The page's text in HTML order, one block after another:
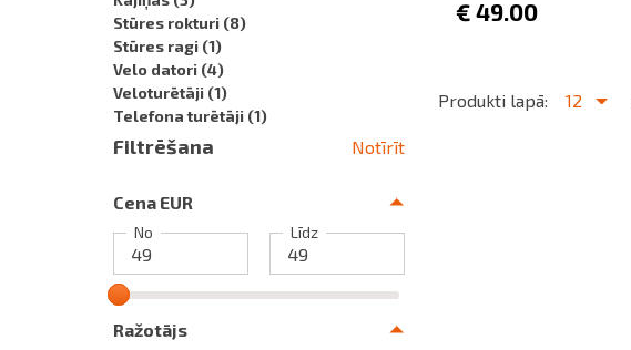
Stūres rokturi (8)
Stūres ragi (1)
Velo datori (4)
Veloturētāji (1)
Telefona turētāji (1)
Filtrēšana Notīrīt
Cena EUR
No Līdz
Ražotājs
€ 49.00
Produkti lapā: 12